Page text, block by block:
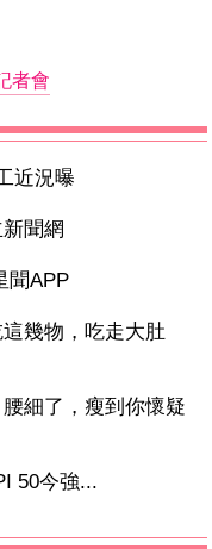
者會
近況曝
聞網
聞APP
幾物，吃走大肚
細了，瘦到你懷疑
50今強...